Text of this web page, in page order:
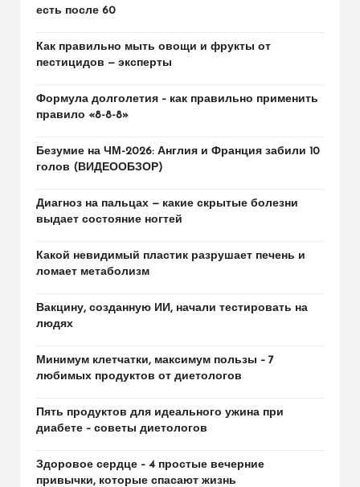
есть после 60
Как правильно мыть овощи и фрукты от
пестицидов — эксперты
Формула долголетия – как правильно применить
правило «8-8-8»
Безумие на ЧМ-2026: Англия и Франция забили 10
голов (ВИДЕООБЗОР)
Диагноз на пальцах — какие скрытые болезни
выдает состояние ногтей
Какой невидимый пластик разрушает печень и
ломает метаболизм
Вакцину, созданную ИИ, начали тестировать на
людях
Минимум клетчатки, максимум пользы – 7
любимых продуктов от диетологов
Пять продуктов для идеального ужина при
диабете – советы диетологов
Здоровое сердце – 4 простые вечерние
привычки, которые спасают жизнь